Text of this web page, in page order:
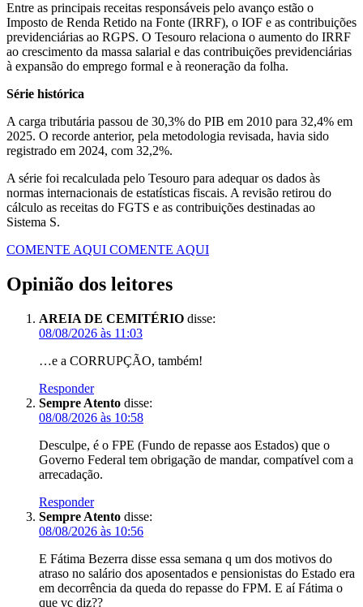
Entre as principais receitas responsáveis pelo avanço estão o
Imposto de Renda Retido na Fonte (IRRF), o IOF e as contribuições
previdenciárias ao RGPS. O Tesouro relaciona o aumento do IRRF
ao crescimento da massa salarial e das contribuições previdenciárias
à expansão do emprego formal e à reoneração da folha.
Série histórica
A carga tributária passou de 30,3% do PIB em 2010 para 32,4% em
2025. O recorde anterior, pela metodologia revisada, havia sido
registrado em 2024, com 32,2%.
A série foi recalculada pelo Tesouro para adequar os dados às
normas internacionais de estatísticas fiscais. A revisão retirou do
cálculo as receitas do FGTS e as contribuições destinadas ao
Sistema S.
COMENTE AQUI COMENTE AQUI
Opinião dos leitores
AREIA DE CEMITÉRIO disse:
08/08/2026 às 11:03
…e a CORRUPÇÃO, também!
Responder
Sempre Atento disse:
08/08/2026 às 10:58
Desculpe, é o FPE (Fundo de repasse aos Estados) que o
Governo Federal tem obrigação de mandar, compatível com a
arrecadação.
Responder
Sempre Atento disse:
08/08/2026 às 10:56
E Fátima Bezerra disse essa semana q um dos motivos do
atraso no salário dos aposentados e pensionistas do Estado era
em decorrência da queda do repasse do FPM. E aí Fátima o
que vc diz??